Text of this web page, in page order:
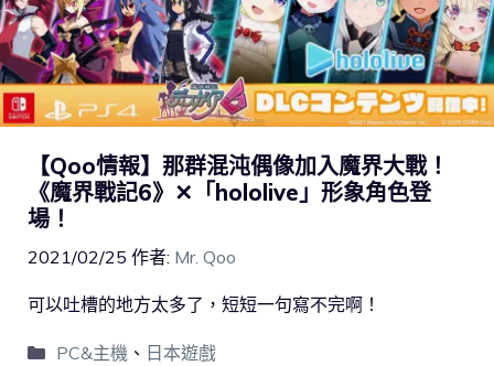
【Qoo情報】那群混沌偶像加入魔界大戰！
《魔界戰記6》✕「hololive」形象角色登
場！
2021/02/25 作者: Mr. Qoo
可以吐槽的地方太多了，短短一句寫不完啊！
PC&主機、 日本遊戲